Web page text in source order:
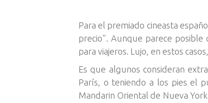
Para el premiado cineasta
precio". Aunque parece posible
para viajeros. Lujo, en estos
Es que algunos consideran
París, o teniendo a los pies el
Mandarin Oriental de Nueva